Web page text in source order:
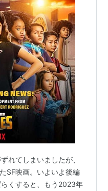
れてしまいましたが、
SF映画。いよいよ後編
くすると、もう2023年